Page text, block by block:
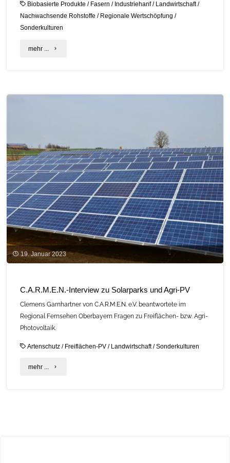
Biobasierte Produkte / Fasern / Industriehanf/ Landwirtschaft/
Nachwachsende Rohstoffe / Regionale Wertschöpfung /
Sonderkulturen
mehr ... "Faserhanf
die
Hanfindustrie"
19. Januar 2023
C.A.R.M.E.N.-Interview zu Solarparks und Agri-PV
Clemens Garnhartner von C.A.R.M.E.N. e.V. beantwortete im
Regional Fernsehen Oberbayern Fragen zu Freiflächen- bzw. Agri-
Photovoltaik.
Artenschutz / Freiflächen-PV / Landwirtschaft/Sonderkulturen
mehr ... "C.A.R.M.E.N.-